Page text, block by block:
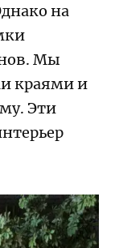
на
Мы
краями и
Эти